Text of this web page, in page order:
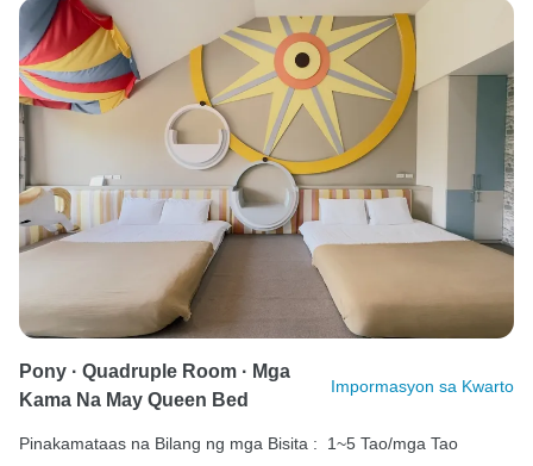
Pony · Quadruple Room · Mga
Kama Na May Queen Bed
Impormasyon sa Kwarto
Pinakamataas na Bilang ng mga Bisita :
1~5 Tao/mga Tao